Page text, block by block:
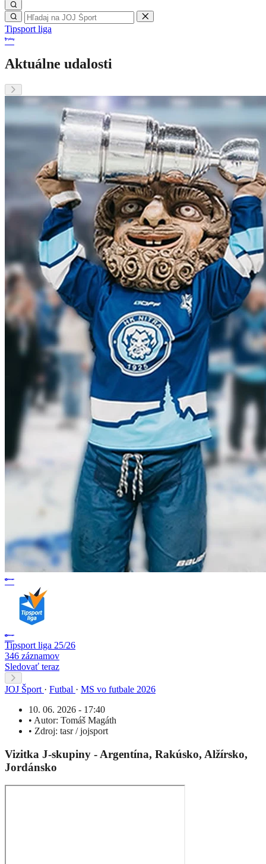
Tipsport liga
Aktuálne udalosti
Tipsport liga 25/26
346 záznamov
Sledovať teraz
JOJ Šport · Futbal · MS vo futbale 2026
10. 06. 2026 - 17:40
• Autor: Tomáš Magáth
• Zdroj: tasr / jojsport
Vizitka J-skupiny - Argentína, Rakúsko, Alžírsko,
Jordánsko